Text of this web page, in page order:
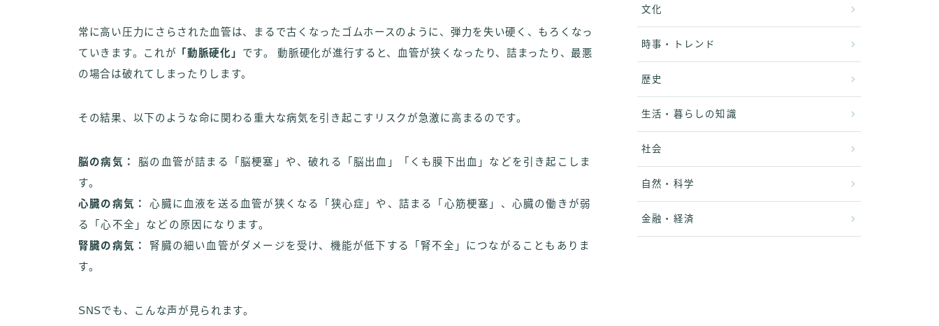
常に高い圧力にさらされた血管は、まるで古くなったゴムホースのように、弾力を失い硬く、もろくなっ
ていきます。これが 「動脈硬化」 です。 動脈硬化が進行すると、血管が狭くなったり、詰まったり、最悪
の場合は破れてしまったりします。
その結果、以下のような命に関わる重大な病気を引き起こすリスクが急激に高まるのです。
脳の病気：
脳の血管が詰まる「脳梗塞」や、破れる「脳出血」「くも膜下出血」などを引き起こしま
す。
心臓の病気：
心臓に血液を送る血管が狭くなる「狭心症」や、詰まる「心筋梗塞」、心臓の働きが弱
る「心不全」などの原因になります。
腎臓の病気：
腎臓の細い血管がダメージを受け、機能が低下する「腎不全」につながることもありま
す。
SNSでも、こんな声が見られます。
文化
時事・トレンド
歴史
生活・暮らしの知識
社会
自然・科学
金融・経済